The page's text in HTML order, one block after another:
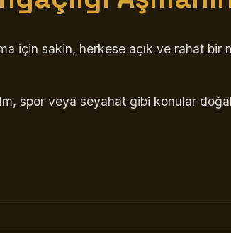
için sakin, herkese açık ve rahat
spor veya seyahat gibi konular